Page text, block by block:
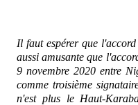
Il faut espérer que
aussi amusante que
9 novembre 2020 entre
comme troisième
n'est plus le Haut-